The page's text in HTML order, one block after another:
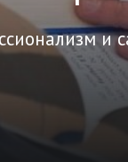
и